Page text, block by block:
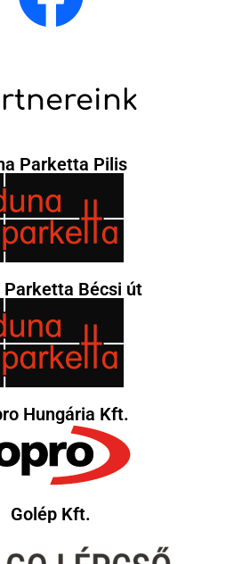
Parketta Pilis
Parketta Bécsi út
Hungária Kft.
Golép Kft.